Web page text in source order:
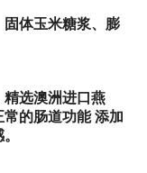
体玉米糖浆、膨
选澳洲进口燕
的肠道功能 添加